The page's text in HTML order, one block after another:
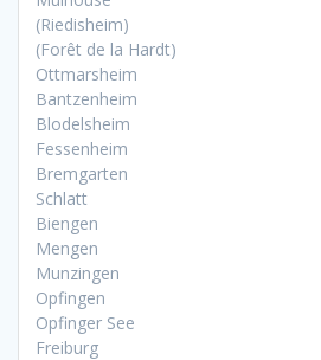
(Riedisheim)
(Forêt de la Hardt)
Ottmarsheim
Bantzenheim
Blodelsheim
Fessenheim
Bremgarten
Schlatt
Biengen
Mengen
Munzingen
Opfingen
Opfinger See
Freiburg